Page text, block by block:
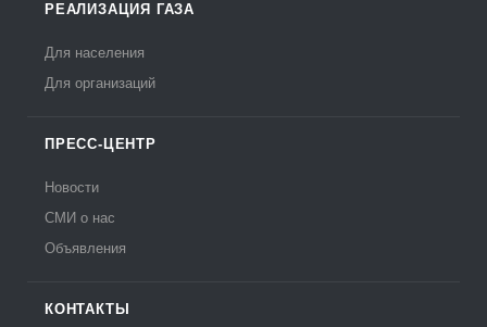
РЕАЛИЗАЦИЯ ГАЗА
Для населения
Для организаций
ПРЕСС-ЦЕНТР
Новости
СМИ о нас
Объявления
КОНТАКТЫ